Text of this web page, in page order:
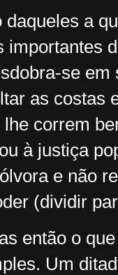
daqueles a
importantes
se
as costas
correm
à justiça
e não
(dividir
então o
Um